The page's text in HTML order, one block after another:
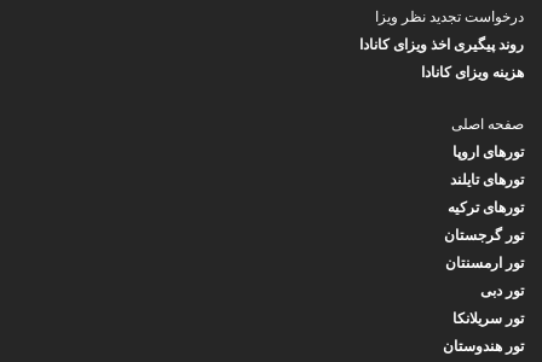
درخواست تجدید نظر ویزا
روند پیگیری اخذ ویزای کانادا
هزینه ویزای کانادا
صفحه اصلی
تورهای اروپا
تورهای تایلند
تورهای ترکیه
تور گرجستان
تور ارمسنتان
تور دبی
تور سریلانکا
تور هندوستان